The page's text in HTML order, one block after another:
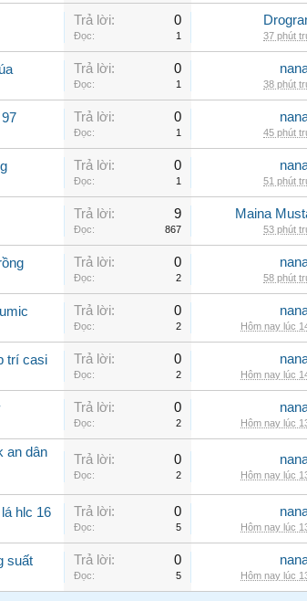
Trả lời: 0
Đọc: 1 37 phút
Trả lời: 0
Đọc: 1 38 phút
Trả lời: 0
Đọc: 1 45 phút
Trả lời: 0
Đọc: 1 51 phút
Trả lời: 9
Đọc: 867
Maina
53 phút
Trả lời: 0
Đọc: 2 58 phút
Trả lời: 0
Đọc: 2 Hôm nay lúc
trí casi Trả lời: 0
Đọc: 2 Hôm nay lúc
Trả lời: 0
Đọc: 2 Hôm nay lúc
an dân
Trả lời: 0
Đọc: 2 Hôm nay lúc
hlc 16 Trả lời: 0
Đọc: 5 Hôm nay lúc
suất Trả lời: 0
Đọc: 5 Hôm nay lúc